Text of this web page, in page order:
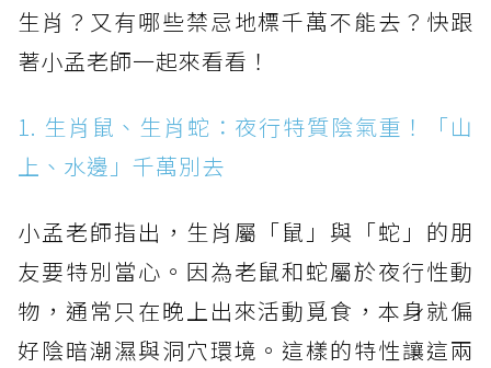
生肖？又有哪些禁忌地標千萬不能去？快跟
著小孟老師一起來看看！
1. 生肖鼠、生肖蛇：夜行特質陰氣重！「山
上、水邊」千萬別去
小孟老師指出，生肖屬「鼠」與「蛇」的朋
友要特別當心。因為老鼠和蛇屬於夜行性動
物，通常只在晚上出來活動覓食，本身就偏
好陰暗潮濕與洞穴環境。這樣的特性讓這兩